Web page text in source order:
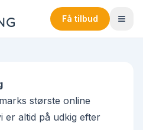
Få tilbud
største online
er altid på udkig efter